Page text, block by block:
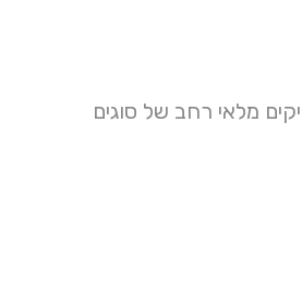
מלאי רחב של סוגים